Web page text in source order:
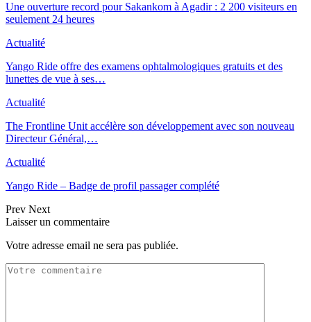
Une ouverture record pour Sakankom à Agadir : 2 200 visiteurs en
seulement 24 heures
Actualité
Yango Ride offre des examens ophtalmologiques gratuits et des
lunettes de vue à ses…
Actualité
The Frontline Unit accélère son développement avec son nouveau
Directeur Général,…
Actualité
Yango Ride – Badge de profil passager complété
Prev Next
Laisser un commentaire
Votre adresse email ne sera pas publiée.